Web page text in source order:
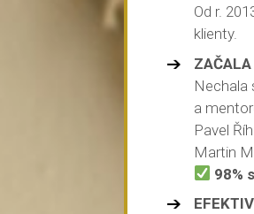
Od r.
klienty.
ZAČALA
Nechala
a
Pavel
Martin
98%